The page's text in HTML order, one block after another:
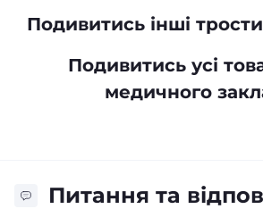
Подивитись інші
Подивитись усі
медичного
Питання та